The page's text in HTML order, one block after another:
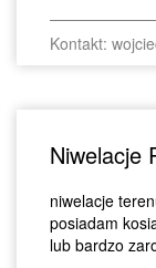
Kontakt:
Niwelacje
niwelacje
posiadam
lub bardzo